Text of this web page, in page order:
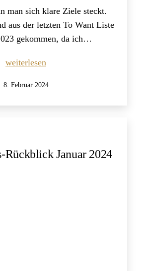
man sich klare Ziele steckt.
aus der letzten To Want Liste
gekommen, da ich…
Meine
Want-
Liste
Quartal
weiterlesen
Veröffentlicht
8. Februar 2024
Rückblick Januar 2024